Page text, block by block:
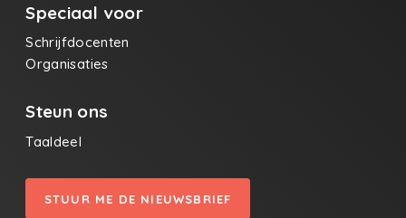
Speciaal voor
Schrijfdocenten
Organisaties
Steun ons
Taaldeel
STUUR ME DE NIEUWSBRIEF